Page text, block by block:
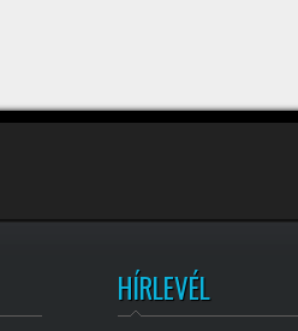
HÍRLEVÉL